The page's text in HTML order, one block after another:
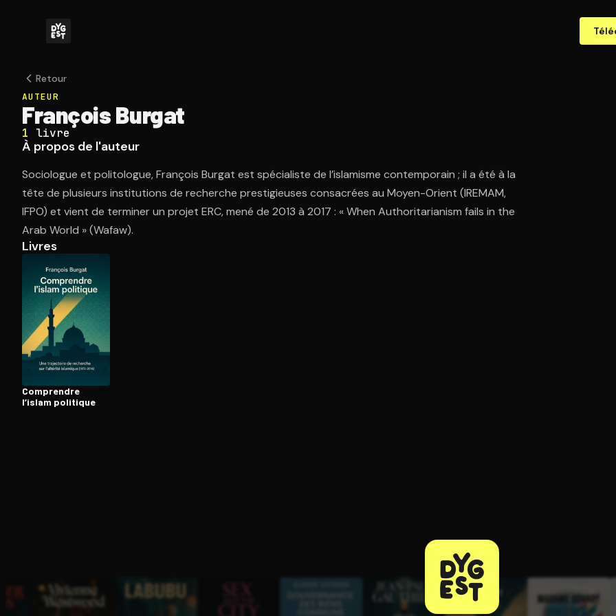
Ouvre l'app Appareil photo, pointe sur le code. C'est gratuit à l'essai.
Retour
AUTEUR
François Burgat
1 livre
À propos de l'auteur
Sociologue et politologue, François Burgat est spécialiste de l’islamisme contemporain ; il a été à la
tête de plusieurs institutions de recherche prestigieuses consacrées au Moyen-Orient (IREMAM,
IFPO) et vient de terminer un projet ERC, mené de 2013 à 2017 : « When Authoritarianism fails in the
Arab World » (Wafaw).
Livres
Comprendre
l’islam politique